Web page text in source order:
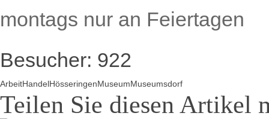
montags nur an Feiertagen
Besucher: 922
ArbeitHandelHösseringenMuseumMuseumsdorf
Teilen Sie diesen Artikel